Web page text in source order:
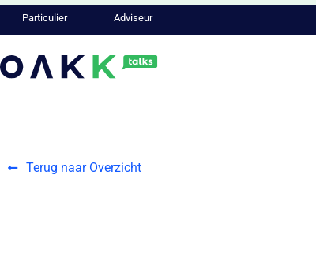
Particulier Adviseur
Terug naar Overzicht